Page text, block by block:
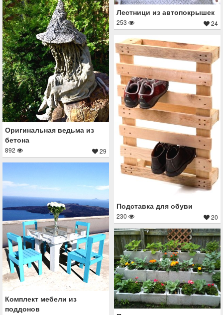
Лестници из автопокрышек
253 24
Оригинальная ведьма из
бетона
892 29
Подставка для обуви
230 20
Комплект мебели из
поддонов